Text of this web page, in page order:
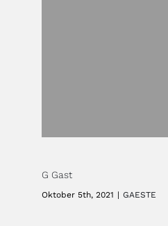
G Gast
Oktober 5th, 2021 | GAESTE